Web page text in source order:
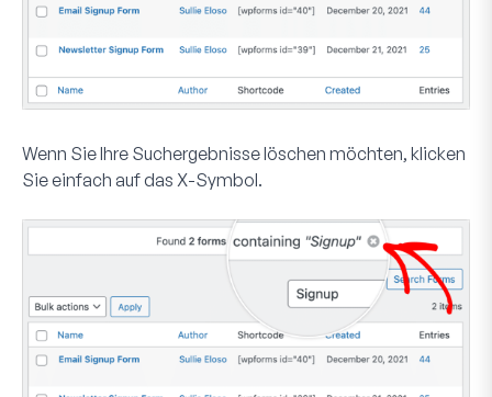
Wenn Sie Ihre Suchergebnisse löschen möchten, klicken
Sie einfach auf das X-Symbol.